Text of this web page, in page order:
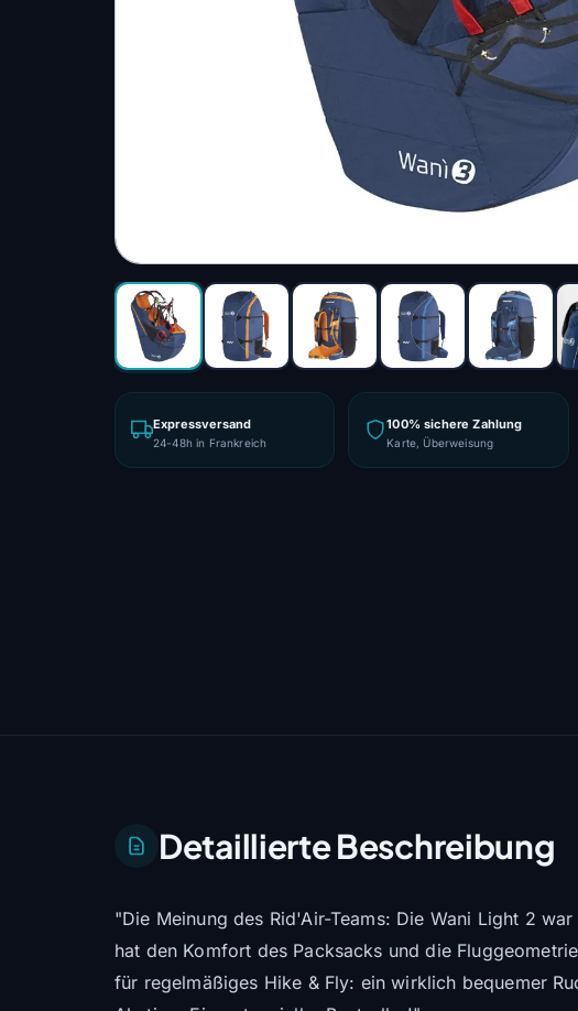
Expressversand
24-48h in Frankreich
100% sichere Zahlung
Karte, Überweisung
Detaillierte Beschreibung
"Die Meinung des Rid'Air-Teams: Die Wani Light 2
hat den Komfort des Packsacks und die
für regelmäßiges Hike & Fly: ein wirklich bequemer